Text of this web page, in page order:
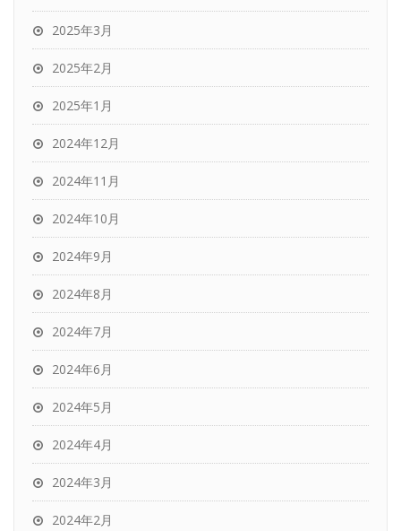
2025年3月
2025年2月
2025年1月
2024年12月
2024年11月
2024年10月
2024年9月
2024年8月
2024年7月
2024年6月
2024年5月
2024年4月
2024年3月
2024年2月